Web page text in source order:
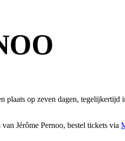
plaats op zeven dagen,
Jérôme Pernoo, bestel tickets via